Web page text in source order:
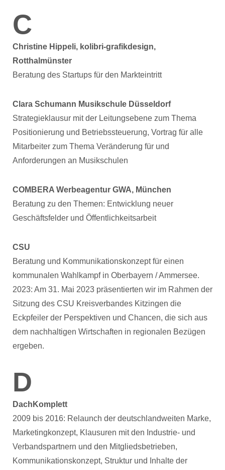
C
Christine Hippeli, kolibri-grafikdesign,
Rotthalmünster
Beratung des Startups für den Markteintritt
Clara Schumann Musikschule Düsseldorf
Strategieklausur mit der Leitungsebene zum Thema
Positionierung und Betriebssteuerung, Vortrag für alle
Mitarbeiter zum Thema Veränderung für und
Anforderungen an Musikschulen
COMBERA Werbeagentur GWA, München
Beratung zu den Themen: Entwicklung neuer
Geschäftsfelder und Öffentlichkeitsarbeit
CSU
Beratung und Kommunikationskonzept für einen
kommunalen Wahlkampf in Oberbayern / Ammersee.
2023: Am 31. Mai 2023 präsentierten wir im Rahmen der
Sitzung des CSU Kreisverbandes Kitzingen die
Eckpfeiler der Perspektiven und Chancen, die sich aus
dem nachhaltigen Wirtschaften in regionalen Bezügen
ergeben.
D
DachKomplett
2009 bis 2016: Relaunch der deutschlandweiten Marke,
Marketingkonzept, Klausuren mit den Industrie- und
Verbandspartnern und den Mitgliedsbetrieben,
Kommunikationskonzept, Struktur und Inhalte der